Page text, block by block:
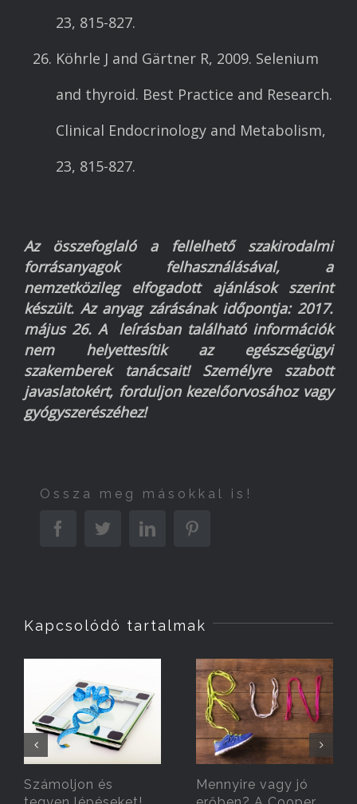
23, 815-827.
Köhrle J and Gärtner R, 2009. Selenium
and thyroid. Best Practice and Research.
Clinical Endocrinology and Metabolism,
23, 815-827.
Az összefoglaló a fellelhető szakirodalmi
forrásanyagok felhasználásával, a
nemzetközileg elfogadott ajánlások szerint
készült. Az anyag zárásának időpontja: 2017.
május 26. A leírásban található információk
nem helyettesítik az egészségügyi
szakemberek tanácsait! Személyre szabott
javaslatokért, forduljon kezelőorvosához vagy
gyógyszerészéhez!
Ossza meg másokkal is!
FacebookTwitterLinkedin
Kapcsolódó tartalmak
Számoljon és
Mennyire vagy jó